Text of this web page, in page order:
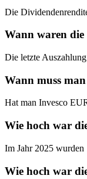
Die
Wann waren
Die letzte
Wann muss
Hat man Invesco
Wie hoch war
Im Jahr 2025
Wie hoch war